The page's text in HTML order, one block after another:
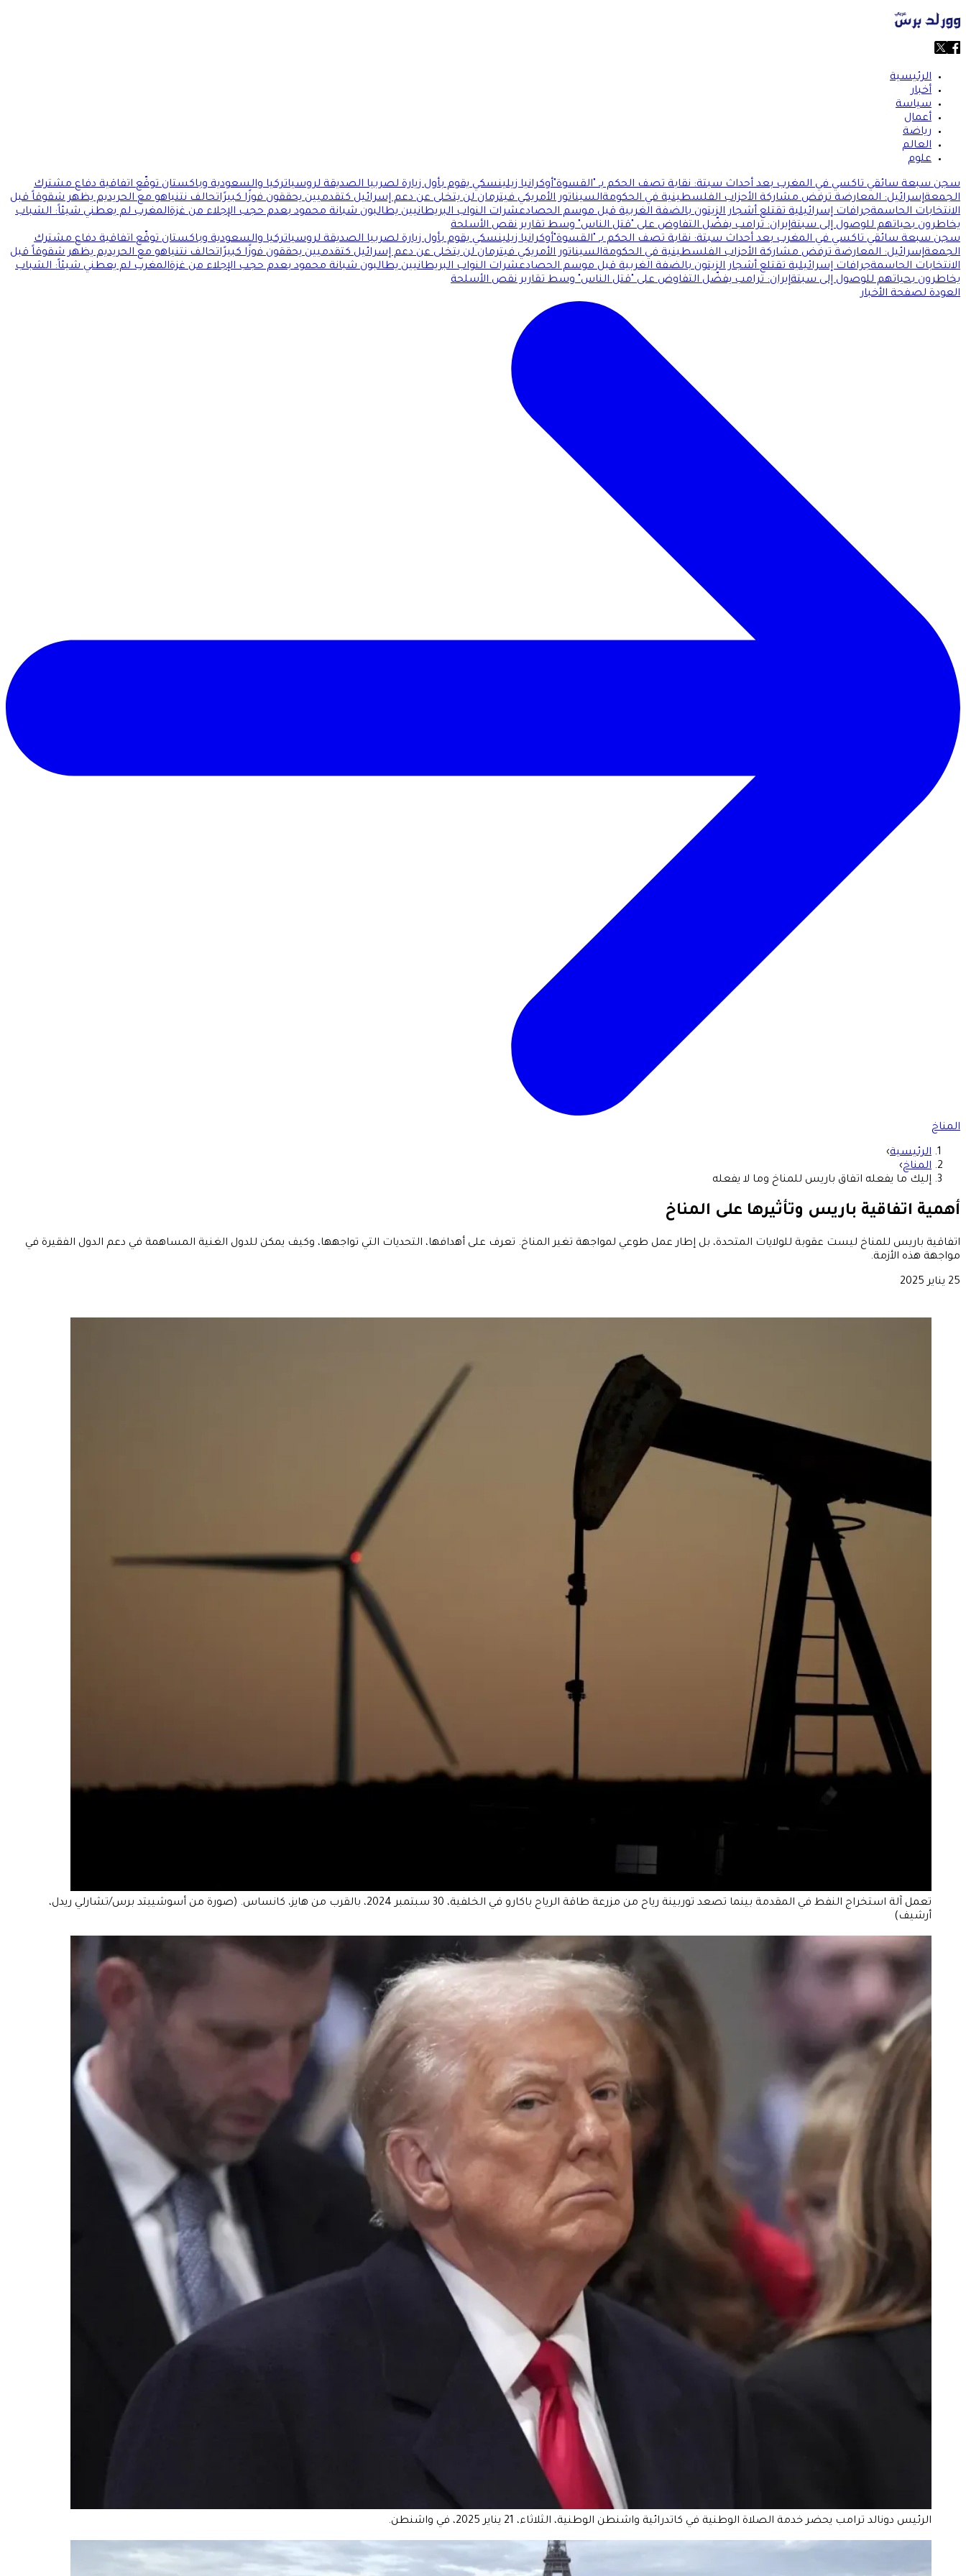
الرئيسية
أخبار
سياسة
أعمال
رياضة
العالم
علوم
سجن سبعة سائقي تاكسي في المغرب بعد أحداث سبتة: نقابة تصف الحكم بـ "القسوة"أوكرانيا زيلينسكي يقوم بأول زيارة لصربيا الصديقة لروسياتركيا والسعودية وباكستان توقّع اتفاقية دفاع مشترك
الجمعةإسرائيل: المعارضة ترفض مشاركة الأحزاب الفلسطينية في الحكومةالسيناتور الأمريكي فيترمان لن يتخلى عن دعم إسرائيل كتقدميين يحققون فوزًا كبيرًاتحالف نتنياهو مع الحريديم يظهر شقوقاً قبل
الانتخابات الحاسمةجرافات إسرائيلية تقتلع أشجار الزيتون بالضفة الغربية قبل موسم الحصادعشرات النواب البريطانيين يطالبون شبانة محمود بعدم حجب الإجلاء من غزةالمغرب لم يعطني شيئاً: الشباب
يخاطرون بحياتهم للوصول إلى سبتةإيران: ترامب يفضّل التفاوض على "قتل الناس" وسط تقارير نقص الأسلحة
سجن سبعة سائقي تاكسي في المغرب بعد أحداث سبتة: نقابة تصف الحكم بـ "القسوة"أوكرانيا زيلينسكي يقوم بأول زيارة لصربيا الصديقة لروسياتركيا والسعودية وباكستان توقّع اتفاقية دفاع مشترك
الجمعةإسرائيل: المعارضة ترفض مشاركة الأحزاب الفلسطينية في الحكومةالسيناتور الأمريكي فيترمان لن يتخلى عن دعم إسرائيل كتقدميين يحققون فوزًا كبيرًاتحالف نتنياهو مع الحريديم يظهر شقوقاً قبل
الانتخابات الحاسمةجرافات إسرائيلية تقتلع أشجار الزيتون بالضفة الغربية قبل موسم الحصادعشرات النواب البريطانيين يطالبون شبانة محمود بعدم حجب الإجلاء من غزةالمغرب لم يعطني شيئاً: الشباب
يخاطرون بحياتهم للوصول إلى سبتةإيران: ترامب يفضّل التفاوض على "قتل الناس" وسط تقارير نقص الأسلحة
العودة لصفحة الأخبار
المناخ
الرئيسية›
المناخ›
إليك ما يفعله اتفاق باريس للمناخ وما لا يفعله
أهمية اتفاقية باريس وتأثيرها على المناخ
اتفاقية باريس للمناخ ليست عقوبة للولايات المتحدة، بل إطار عمل طوعي لمواجهة تغير المناخ. تعرف على أهدافها، التحديات التي تواجهها، وكيف يمكن للدول الغنية المساهمة في دعم الدول الفقيرة في
مواجهة هذه الأزمة.
25 يناير 2025
تعمل آلة استخراج النفط في المقدمة بينما تصعد توربينة رياح من مزرعة طاقة الرياح باكارو في الخلفية، 30 سبتمبر 2024، بالقرب من هايز، كانساس. (صورة من أسوشييتد برس/تشارلي ريدل،
أرشيف)
الرئيس دونالد ترامب يحضر خدمة الصلاة الوطنية في كاتدرائية واشنطن الوطنية، الثلاثاء، 21 يناير 2025، في واشنطن.